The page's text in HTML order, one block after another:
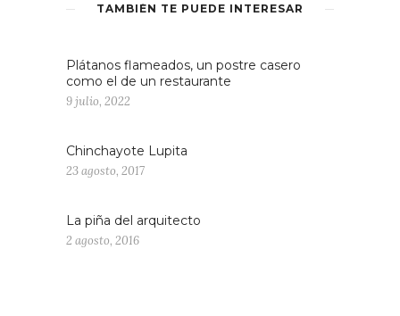
TAMBIÉN TE PUEDE INTERESAR
Plátanos flameados, un postre casero
como el de un restaurante
9 julio, 2022
Chinchayote Lupita
23 agosto, 2017
La piña del arquitecto
2 agosto, 2016